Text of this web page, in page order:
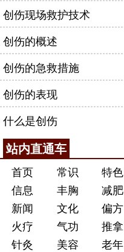
创伤现场救护技术
创伤的概述
创伤的急救措施
创伤的表现
什么是创伤
站内直通车
首页 常识 特色
信息
丰胸 减肥
新闻
文化 偏方
火疗
气功 推拿
针灸
美容 老年